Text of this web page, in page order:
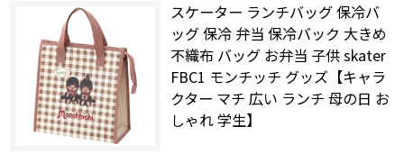
スケーター ランチバッグ 保冷バ
ッグ 保冷 弁当 保冷バック 大きめ
不織布 バッグ お弁当 子供 skater
FBC1 モンチッチ グッズ【キャラ
クター マチ 広い ランチ 母の日 お
しゃれ 学生】